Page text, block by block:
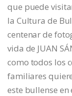
que puede
la Cultura de
centenar de
vida de JUAN
como todos los
familiares
este bullense